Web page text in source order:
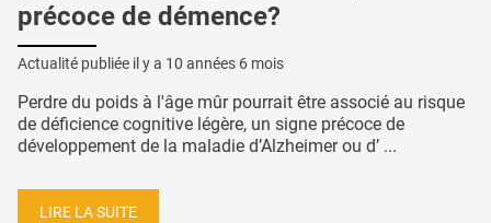
précoce de démence?
Actualité publiée il y a 10 années 6 mois
Perdre du poids à l'âge mûr pourrait être associé au risque
de déficience cognitive légère, un signe précoce de
développement de la maladie d’Alzheimer ou d’ ...
LIRE LA SUITE